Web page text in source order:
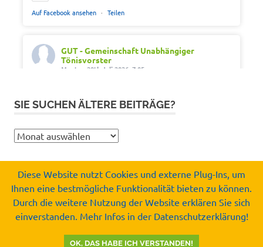
Auf Facebook ansehen · Teilen
GUT - Gemeinschaft Unabhängiger
Tönisvorster
Montag 20th Juli 2026, 7:05
Wir wünschen schöne Ferien, Sonne und gute
#SommerferienNRW2026
#gemeinschaftunabhaengigertönisvorster
#tönisvorst
Video
SIE SUCHEN ÄLTERE BEITRÄGE?
Sie
ältere
Beiträge?
Copyright by
Gemeinschaft Unabhängiger Tönisvorster e.V.
© 2008-2026
Diese Website nutzt Cookies und externe Plug-Ins, um
Ihnen eine bestmögliche Funktionalität bieten zu können.
Durch die weitere Nutzung der Website erklären Sie sich
einverstanden. Mehr Infos in der Datenschutzerklärung!
OK, DAS HABE ICH VERSTANDEN!